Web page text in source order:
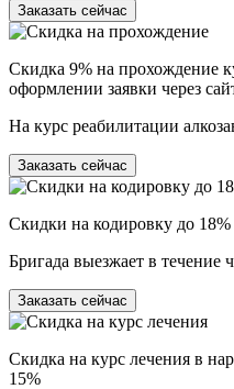
Заказать сейчас
Скидка 9% на прохождение
оформлении заявки через
На курс реабилитации
Заказать сейчас
Скидки на кодировку до 18%
Бригада выезжает в течение
Заказать сейчас
Скидка на курс лечения в
15%